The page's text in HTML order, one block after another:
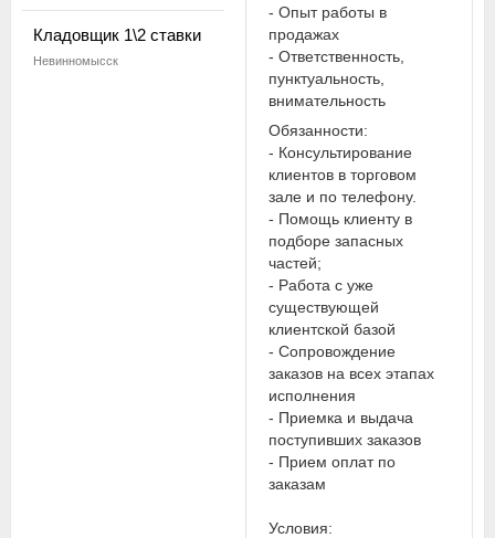
Кладовщик 1\2 ставки
Невинномысск
- Опыт работы в
продажах
- Ответственность,
пунктуальность,
внимательность
Обязанности:
- Консультирование
клиентов в торговом
зале и по телефону.
- Помощь клиенту в
подборе запасных
частей;
- Работа с уже
существующей
клиентской базой
- Сопровождение
заказов на всех этапах
исполнения
- Приемка и выдача
поступивших заказов
- Прием оплат по
заказам
Условия: